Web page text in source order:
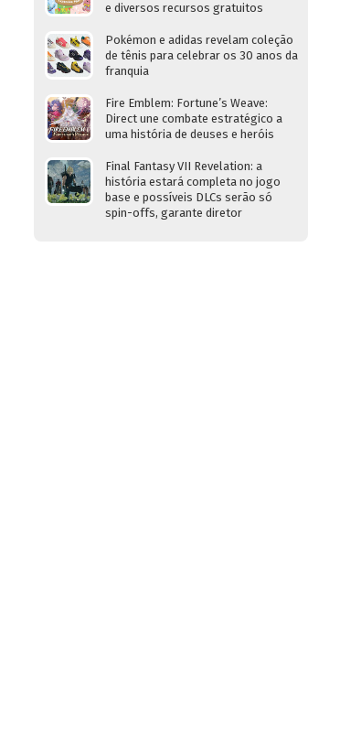
e diversos recursos gratuitos
Pokémon e adidas revelam coleção
de tênis para celebrar os 30 anos da
franquia
Fire Emblem: Fortune’s Weave:
Direct une combate estratégico a
uma história de deuses e heróis
Final Fantasy VII Revelation: a
história estará completa no jogo
base e possíveis DLCs serão só
spin-offs, garante diretor